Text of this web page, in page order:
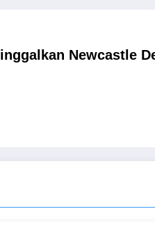
Newcastle